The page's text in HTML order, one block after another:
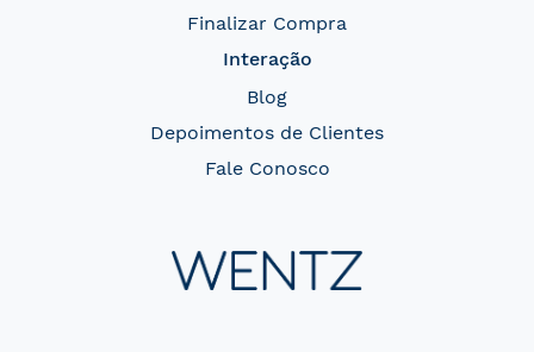
Finalizar Compra
Interação
Blog
Depoimentos de Clientes
Fale Conosco